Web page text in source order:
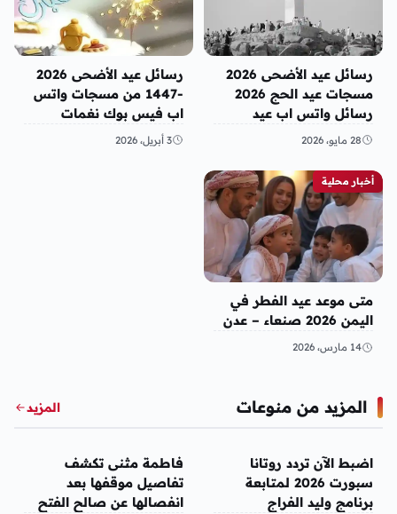
رسائل عيد الأضحى 2026
مسجات عيد الحج 2026
رسائل واتس اب عيد
الأضحى المبارك 1447
28 مايو، 2026
رسائل عيد الأضحى 2026
-1447 من مسجات واتس
اب فيس بوك نغمات
العيد
3 أبريل، 2026
أخبار محلية
متى موعد عيد الفطر في
اليمن 2026 صنعاء – عدن
14 مارس، 2026
المزيد من منوعات المزيد
منوعات
اضبط الآن تردد روتانا
سبورت 2026 لمتابعة
برنامج وليد الفراج
منوعات
فاطمة مثنى تكشف
تفاصيل موقفها بعد
انفصالها عن صالح الفتح